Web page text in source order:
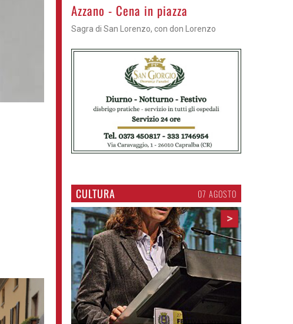
Gli appuntamenti fino a sabato
Cosa fare questi giorni nel Cremasco
CULTURA 07 AGOSTO
>